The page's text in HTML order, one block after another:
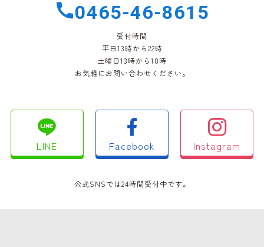
0465-46-8615
受付時間
平日13時から22時
土曜日13時から18時
お気軽にお問い合わせください。
LINE Facebook Instagram
公式SNSでは24時間受付中です。